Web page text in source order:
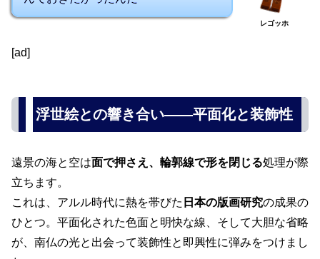
レゴッホ
[ad]
浮世絵との響き合い――平面化と装飾性
遠景の海と空は面で押さえ、輪郭線で形を閉じる処理が際
立ちます。
これは、アルル時代に熱を帯びた 日本の版画研究の成果の
ひとつ。平面化された色面と明快な線、そして大胆な省略
が、南仏の光と出会って装飾性と即興性に弾みをつけまし